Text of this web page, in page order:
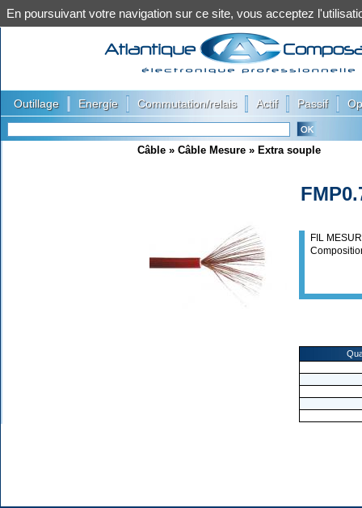
Outillage Energie Commutation/relais Actif Passif
Câble » Câble Mesure » Extra souple
FIL
En poursuivant votre navigation sur ce site, vous acceptez